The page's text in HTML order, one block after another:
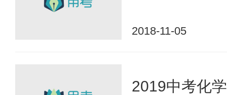
2018-11-05
2019中考化